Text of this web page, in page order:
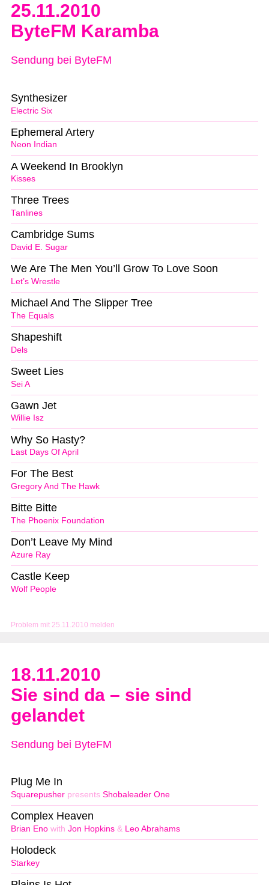
25.11.2010
ByteFM Karamba
Sendung bei ByteFM
Problem mit 25.11.2010 melden
Electric Six
Synthesizer
Neon Indian
Ephemeral Artery
Kisses
A Weekend In Brooklyn
Tanlines
Three Trees
David E. Sugar
Cambridge Sums
Let’s Wrestle
We Are The Men You’ll Grow To Love Soon
The Equals
Michael And The Slipper Tree
Dels
Shapeshift
Sei A
Sweet Lies
Willie Isz
Gawn Jet
Last Days Of April
Why So Hasty?
Gregory And The Hawk
For The Best
The Phoenix Foundation
Bitte Bitte
Azure Ray
Don’t Leave My Mind
Wolf People
Castle Keep
18.11.2010
Sie sind da – sie sind
gelandet
Sendung bei ByteFM
Squarepusher presents Shobaleader One
Plug Me In
Brian Eno with Jon Hopkins & Leo Abrahams
Complex Heaven
Starkey
Holodeck